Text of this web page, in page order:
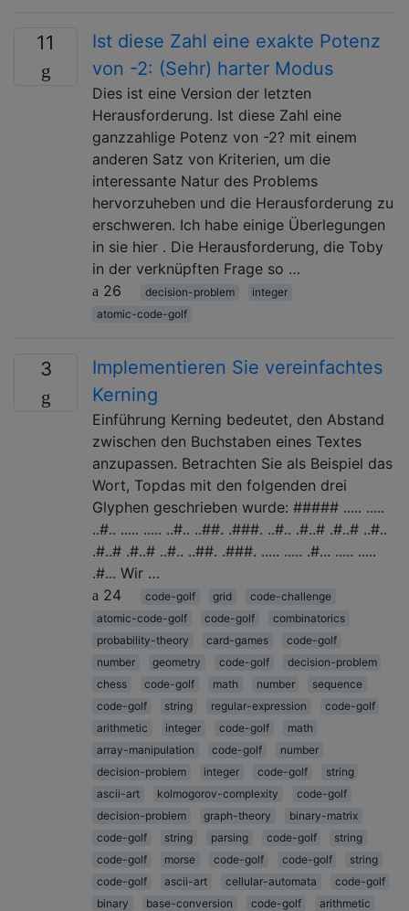
11
Ist diese Zahl eine exakte Potenz
von -2: (Sehr) harter Modus
Dies ist eine Version der letzten
Herausforderung. Ist diese Zahl eine
ganzzahlige Potenz von -2? mit einem
anderen Satz von Kriterien, um die
interessante Natur des Problems
hervorzuheben und die Herausforderung zu
erschweren. Ich habe einige Überlegungen
in sie hier . Die Herausforderung, die Toby
in der verknüpften Frage so …
26
decision-problem
integer
atomic-code-golf
3
Implementieren Sie vereinfachtes
Kerning
Einführung Kerning bedeutet, den Abstand
zwischen den Buchstaben eines Textes
anzupassen. Betrachten Sie als Beispiel das
Wort, Topdas mit den folgenden drei
Glyphen geschrieben wurde: ##### ..... .....
..#.. ..... ..... ..#.. ..##. .###. ..#.. .#..# .#..# ..#..
.#..# .#..# ..#.. ..##. .###. ..... ..... .#... ..... .....
.#... Wir …
24
code-golf grid
code-challenge
atomic-code-golf
code-golf
combinatorics
probability-theory
card-games
code-golf
number
geometry code-golf
decision-problem
chess
code-golf math number
sequence
code-golf
string regular-expression
code-golf
arithmetic
integer code-golf
math
array-manipulation
code-golf
number
decision-problem
integer code-golf
string
ascii-art
kolmogorov-complexity
code-golf
decision-problem
graph-theory
binary-matrix
code-golf
string parsing code-golf
string
code-golf
morse code-golf code-golf
string
code-golf
ascii-art cellular-automata
code-golf
binary
base-conversion code-golf
arithmetic